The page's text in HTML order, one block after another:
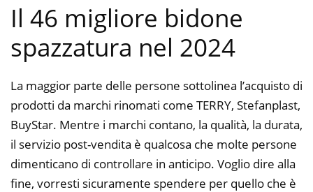
Il 46 migliore bidone
spazzatura nel 2024
La maggior parte delle persone sottolinea l’acquisto di
prodotti da marchi rinomati come TERRY, Stefanplast,
BuyStar. Mentre i marchi contano, la qualità, la durata,
il servizio post-vendita è qualcosa che molte persone
dimenticano di controllare in anticipo. Voglio dire alla
fine, vorresti sicuramente spendere per quello che è